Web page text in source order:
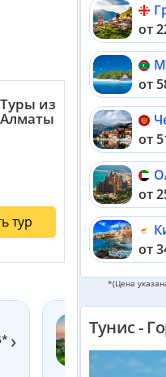
Туры из
Алматы
тур
›
SENTIDO
Тунис,
от
от
от
от
от
от
от
*(Цена
Тунис -